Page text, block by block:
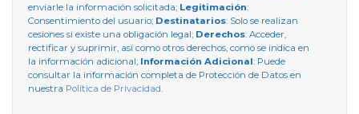
enviarle la información solicitada; Legitimación:
Consentimiento del usuario; Destinatarios: Solo se realizan
cesiones si existe una obligación legal; Derechos: Acceder,
rectificar y suprimir, así como otros derechos, como se indica en
la información adicional; Información Adicional: Puede
consultar la información completa de Protección de Datos en
nuestra Política de Privacidad